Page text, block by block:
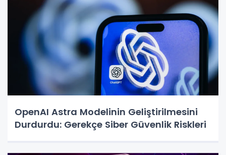
OpenAI Astra Modelinin Geliştirilmesini
Durdurdu: Gerekçe Siber Güvenlik Riskleri